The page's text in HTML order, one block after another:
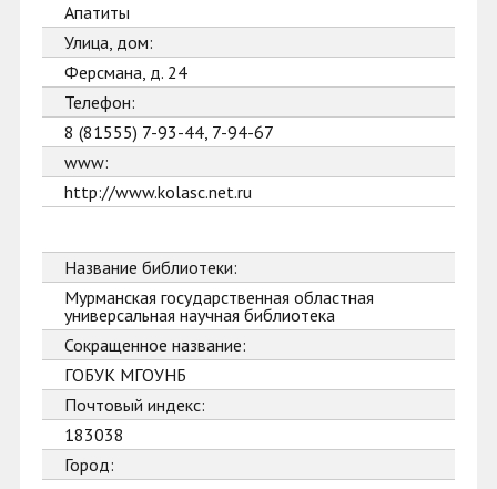
Апатиты
Улица, дом:
Ферсмана, д. 24
Телефон:
8 (81555) 7-93-44, 7-94-67
www:
http://www.kolasc.net.ru
Название библиотеки:
Мурманская государственная областная
универсальная научная библиотека
Сокращенное название:
ГОБУК МГОУНБ
Почтовый индекс:
183038
Город: